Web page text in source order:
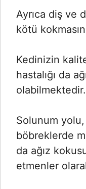
Ayrıca diş ve
kötü
Kedinizin
hastalığı da
olabilmektedir.
Solunum
böbreklerde
da ağız
etmenler